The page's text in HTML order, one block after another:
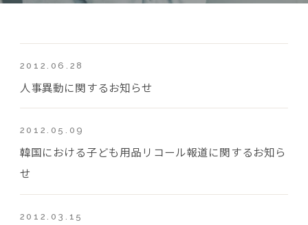
2012.06.28
人事異動に関するお知らせ
2012.05.09
韓国における子ども用品リコール報道に関するお知ら
せ
2012.03.15